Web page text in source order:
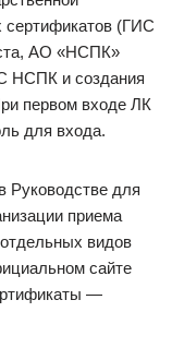
сертификатов (ГИС
АО «НСПК»
НСПК и создания
первом входе ЛК
для входа.
Руководстве для
приема
видов
сайте
—